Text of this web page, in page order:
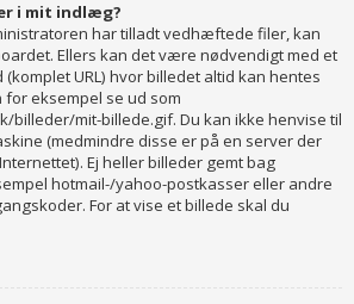
i mit indlæg?
har tilladt vedhæftede filer, kan
Ellers kan det være nødvendigt med et
URL) hvor billedet altid kan hentes
for eksempel se ud som
billeder/mit-billede.gif. Du kan ikke henvise til
(medmindre disse er på en server der
Ej heller billeder gemt bag
hotmail-/yahoo-postkasser eller andre
For at vise et billede skal du